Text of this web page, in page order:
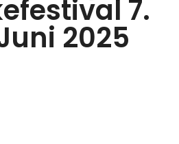
7.
2025